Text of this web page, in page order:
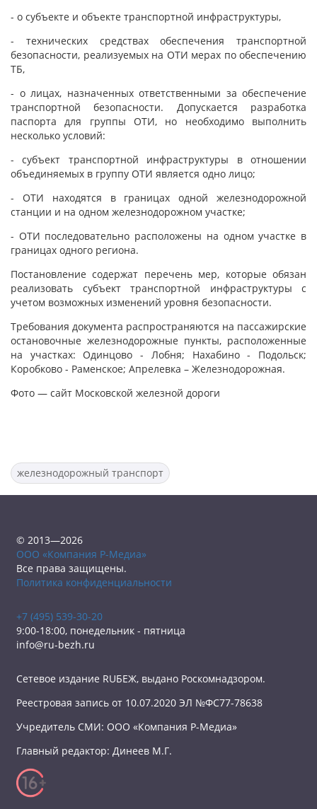
- о субъекте и объекте транспортной инфраструктуры,
- технических средствах обеспечения транспортной
безопасности, реализуемых на ОТИ мерах по обеспечению
ТБ,
- о лицах, назначенных ответственными за обеспечение
транспортной безопасности. Допускается разработка
паспорта для группы ОТИ, но необходимо выполнить
несколько условий:
- субъект транспортной инфраструктуры в отношении
объединяемых в группу ОТИ является одно лицо;
- ОТИ находятся в границах одной железнодорожной
станции и на одном железнодорожном участке;
- ОТИ последовательно расположены на одном участке в
границах одного региона.
Постановление содержат перечень мер, которые обязан
реализовать субъект транспортной инфраструктуры с
учетом возможных изменений уровня безопасности.
Требования документа распространяются на пассажирские
остановочные железнодорожные пункты, расположенные
на участках: Одинцово - Лобня; Нахабино - Подольск;
Коробково - Раменское; Апрелевка – Железнодорожная.
Фото — сайт Московской железной дороги
железнодорожный транспорт
© 2013—2026
ООО «Компания Р-Медиа»
Все права защищены.
Политика конфиденциальности
+7 (495) 539-30-20
9:00-18:00, понедельник - пятница
info@ru-bezh.ru
Сетевое издание RUБЕЖ, выдано Роскомнадзором.
Реестровая запись от 10.07.2020 ЭЛ №ФС77-78638
Учредитель СМИ: ООО «Компания Р-Медиа»
Главный редактор: Динеев М.Г.